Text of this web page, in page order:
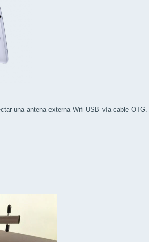
una antena externa Wifi USB vía cable OTG.